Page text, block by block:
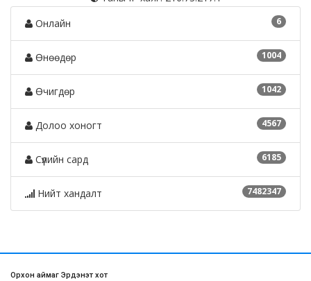
6
Онлайн
1004
Өнөөдөр
1042
Өчигдөр
4567
Долоо хоногт
6185
Сүүлийн сард
7482347
Нийт хандалт
Орхон аймаг Эрдэнэт хот